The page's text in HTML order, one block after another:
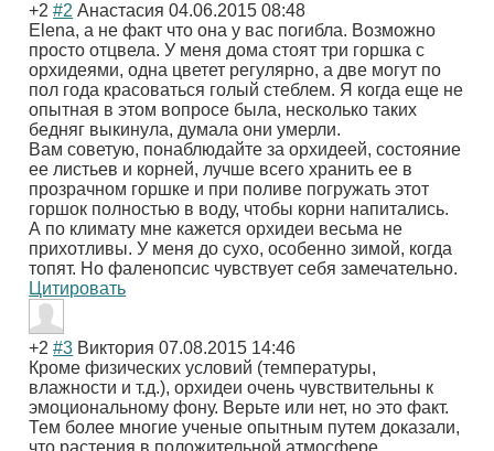
+2 #2 Анастасия 04.06.2015 08:48
Elena, а не факт что она у вас погибла. Возможно
просто отцвела. У меня дома стоят три горшка с
орхидеями, одна цветет регулярно, а две могут по
пол года красоваться голый стеблем. Я когда еще не
опытная в этом вопросе была, несколько таких
бедняг выкинула, думала они умерли.
Вам советую, понаблюдайте за орхидеей, состояние
ее листьев и корней, лучше всего хранить ее в
прозрачном горшке и при поливе погружать этот
горшок полностью в воду, чтобы корни напитались.
А по климату мне кажется орхидеи весьма не
прихотливы. У меня до сухо, особенно зимой, когда
топят. Но фаленопсис чувствует себя замечательно.
Цитировать
+2 #3 Виктория 07.08.2015 14:46
Кроме физических условий (температуры,
влажности и т.д.), орхидеи очень чувствительны к
эмоциональному фону. Верьте или нет, но это факт.
Тем более многие ученые опытным путем доказали,
что растения в положительной атмосфере